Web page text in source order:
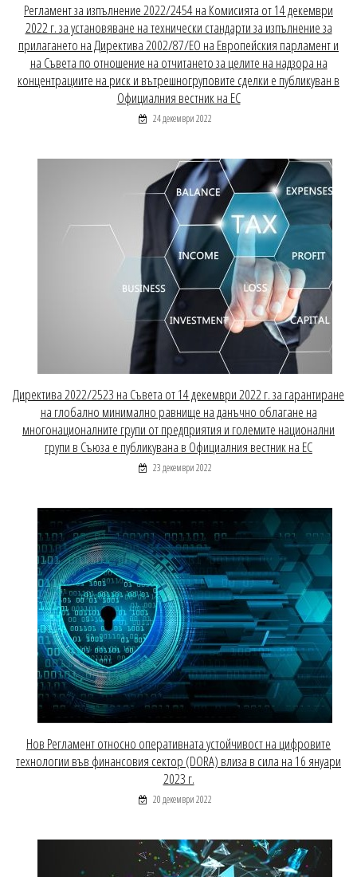
Регламент за изпълнение 2022/2454 на Комисията от 14 декември
2022 г. за установяване на технически стандарти за изпълнение за
прилагането на Директива 2002/87/ЕО на Европейския парламент и
на Съвета по отношение на отчитането за целите на надзора на
концентрациите на риск и вътрешногруповите сделки е публикуван в
Официалния вестник на ЕС
24 декември 2022
Директива 2022/2523 на Съвета от 14 декември 2022 г. за гарантиране
на глобално минимално равнище на данъчно облагане на
многонационалните групи от предприятия и големите национални
групи в Съюза е публикувана в Официалния вестник на ЕС
23 декември 2022
Нов Регламент относно оперативната устойчивост на цифровите
технологии във финансовия сектор (DORA) влиза в сила на 16 януари
2023 г.
20 декември 2022